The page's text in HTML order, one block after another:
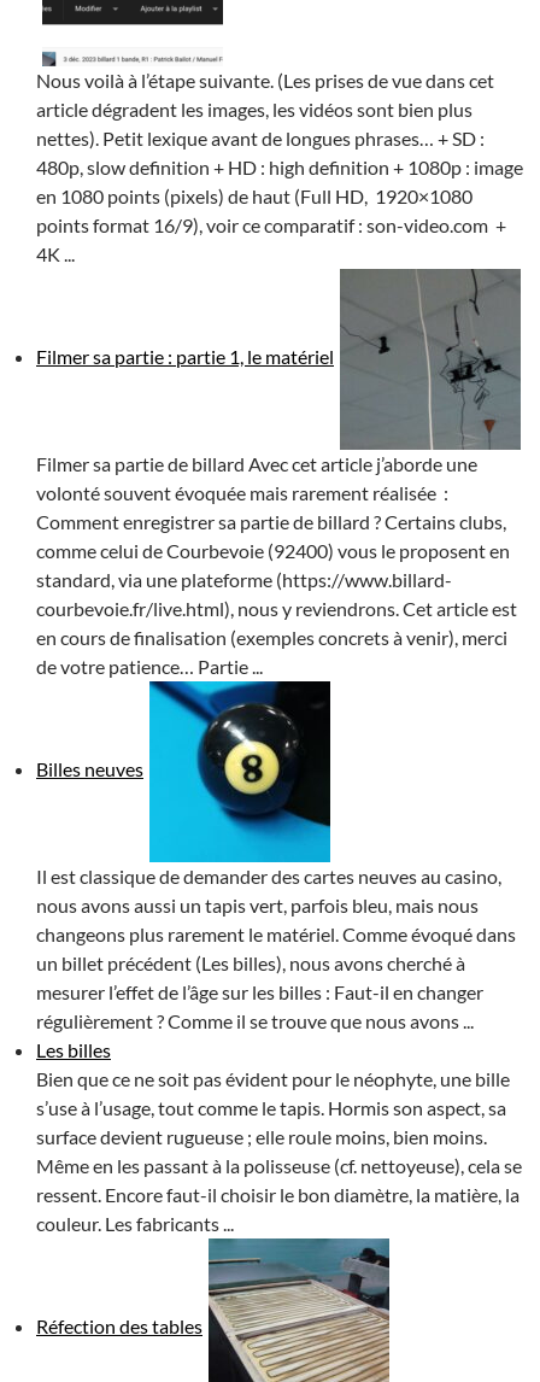
Nous voilà à l’étape suivante. (Les prises de vue dans cet
article dégradent les images, les vidéos sont bien plus
nettes). Petit lexique avant de longues phrases… + SD :
480p, slow definition + HD : high definition + 1080p : image
en 1080 points (pixels) de haut (Full HD, 1920×1080
points format 16/9), voir ce comparatif : son-video.com +
4K ...
Filmer sa partie : partie 1, le matériel
Filmer sa partie de billard Avec cet article j’aborde une
volonté souvent évoquée mais rarement réalisée :
Comment enregistrer sa partie de billard ? Certains clubs,
comme celui de Courbevoie (92400) vous le proposent en
standard, via une plateforme (https://www.billard-
courbevoie.fr/live.html), nous y reviendrons. Cet article est
en cours de finalisation (exemples concrets à venir), merci
de votre patience… Partie ...
Billes neuves
Il est classique de demander des cartes neuves au casino,
nous avons aussi un tapis vert, parfois bleu, mais nous
changeons plus rarement le matériel. Comme évoqué dans
un billet précédent (Les billes), nous avons cherché à
mesurer l’effet de l’âge sur les billes : Faut-il en changer
régulièrement ? Comme il se trouve que nous avons ...
Les billes
Bien que ce ne soit pas évident pour le néophyte, une bille
s’use à l’usage, tout comme le tapis. Hormis son aspect, sa
surface devient rugueuse ; elle roule moins, bien moins.
Même en les passant à la polisseuse (cf. nettoyeuse), cela se
ressent. Encore faut-il choisir le bon diamètre, la matière, la
couleur. Les fabricants ...
Réfection des tables